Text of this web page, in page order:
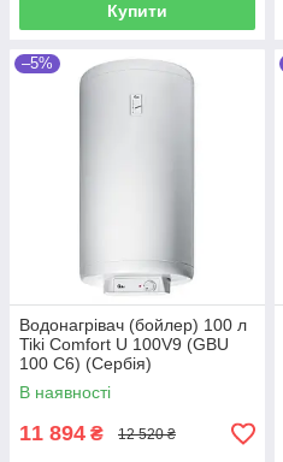
Купити
–5%
Водонагрівач (бойлер) 100 л
Tiki Comfort U 100V9 (GBU
100 C6) (Сербія)
В наявності
11 894 ₴ 12 520 ₴